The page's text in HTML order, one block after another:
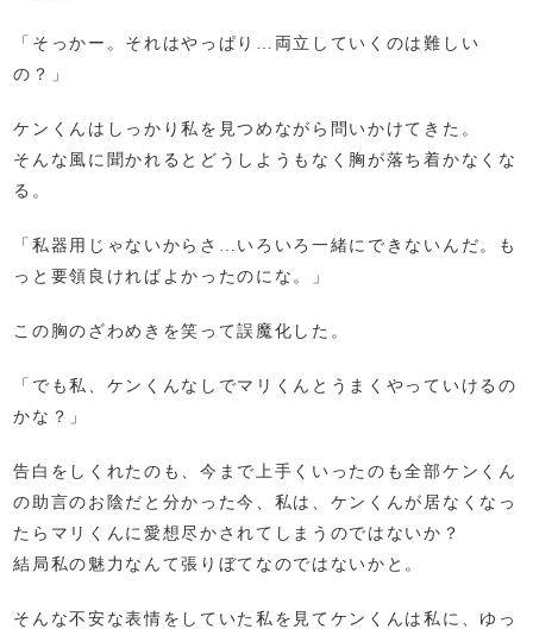
「そっかー。それはやっぱり…両立していくのは難しい
の？」
ケンくんはしっかり私を見つめながら問いかけてきた。
そんな風に聞かれるとどうしようもなく胸が落ち着かなくな
る。
「私器用じゃないからさ…いろいろ一緒にできないんだ。も
っと要領良ければよかったのにな。」
この胸のざわめきを笑って誤魔化した。
「でも私、ケンくんなしでマリくんとうまくやっていけるの
かな？」
告白をしくれたのも、今まで上手くいったのも全部ケンくん
の助言のお陰だと分かった今、私は、ケンくんが居なくなっ
たらマリくんに愛想尽かされてしまうのではないか？
結局私の魅力なんて張りぼてなのではないかと。
そんな不安な表情をしていた私を見てケンくんは私に、ゆっ